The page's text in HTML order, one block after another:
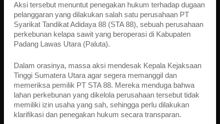
Aksi tersebut menuntut penegakan hukum terhadap dugaan
pelanggaran yang dilakukan salah satu perusahaan PT
Syarikat Tandikat Adidaya 88 (STA 88), sebuah perusahaan
perkebunan kelapa sawit yang beroperasi di Kabupaten
Padang Lawas Utara (Paluta).
Dalam orasinya, massa aksi mendesak Kepala Kejaksaan
Tinggi Sumatera Utara agar segera memanggil dan
memeriksa pemilik PT STA 88. Mereka menduga bahwa
lahan perkebunan yang dikelola perusahaan tersebut tidak
memiliki izin usaha yang sah, sehingga perlu dilakukan
klarifikasi dan penegakan hukum secara transparan.